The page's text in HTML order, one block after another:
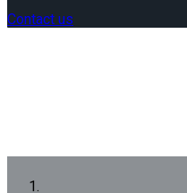
Contact us